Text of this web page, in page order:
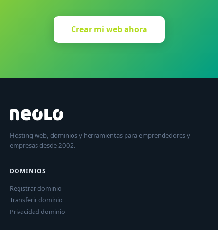
Crear mi web ahora
Hosting web, dominios y herramientas para emprendedores y
empresas desde 2002.
DOMINIOS
Registrar dominio
Transferir dominio
Privacidad dominio